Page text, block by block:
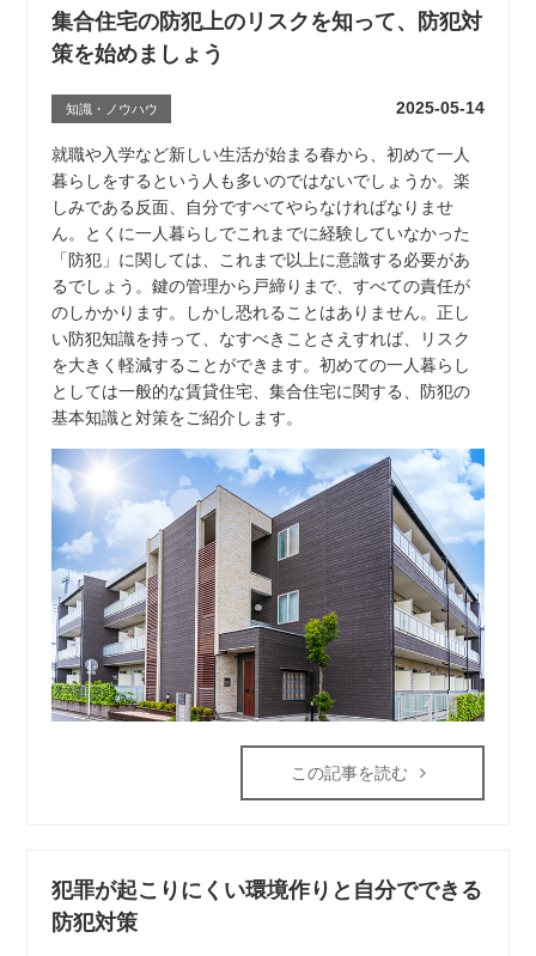
集合住宅の防犯上のリスクを知って、防犯対
策を始めましょう
知識・ノウハウ 2025-05-14
就職や入学など新しい生活が始まる春から、初めて一人
暮らしをするという人も多いのではないでしょうか。楽
しみである反面、自分ですべてやらなければなりませ
ん。とくに一人暮らしでこれまでに経験していなかった
「防犯」に関しては、これまで以上に意識する必要があ
るでしょう。鍵の管理から戸締りまで、すべての責任が
のしかかります。しかし恐れることはありません。正し
い防犯知識を持って、なすべきことさえすれば、リスク
を大きく軽減することができます。初めての一人暮らし
としては一般的な賃貸住宅、集合住宅に関する、防犯の
基本知識と対策をご紹介します。
この記事を読む
犯罪が起こりにくい環境作りと自分でできる
防犯対策